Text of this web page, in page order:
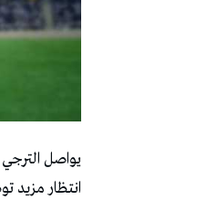
يواصل الترجي